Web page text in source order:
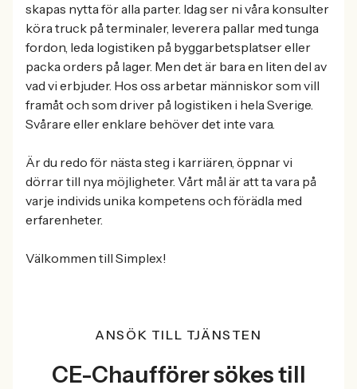
skapas nytta för alla parter. Idag ser ni våra konsulter
köra truck på terminaler, leverera pallar med tunga
fordon, leda logistiken på byggarbetsplatser eller
packa orders på lager. Men det är bara en liten del av
vad vi erbjuder. Hos oss arbetar människor som vill
framåt och som driver på logistiken i hela Sverige.
Svårare eller enklare behöver det inte vara.
Är du redo för nästa steg i karriären, öppnar vi
dörrar till nya möjligheter. Vårt mål är att ta vara på
varje individs unika kompetens och förädla med
erfarenheter.
Välkommen till Simplex!
ANSÖK TILL TJÄNSTEN
CE-Chaufförer sökes till